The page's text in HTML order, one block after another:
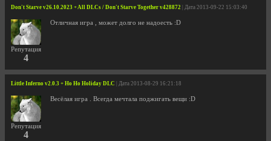
Don't Starve v26.10.2023 + All DLCs / Don't Starve Together v428872 | Дата 2013-09-22 15:03:40
Репутация
4
Отличная игра , может долго не надоесть :D
Little Inferno v2.0.3 + Ho Ho Holiday DLC | Дата 2013-08-29 16:21:18
Репутация
4
Весёлая игра . Всегда мечтала поджигать вещи :D